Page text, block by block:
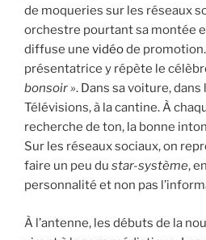
de moqueries sur les réseaux
orchestre pourtant sa montée
diffuse une vidéode
présentatrice y répète le
bonsoir ». Dans sa voiture,
Télévisions, à la cantine. À
recherche de ton, la bonne
Sur les réseaux sociaux, on
faire un peu du star-système,
personnalité et non pas
À l’antenne, les débuts de la